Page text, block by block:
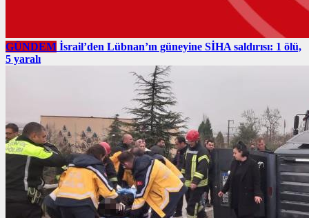
GÜNDEM İsrail’den Lübnan’ın güneyine SİHA saldırısı: 1 ölü,
5 yaralı